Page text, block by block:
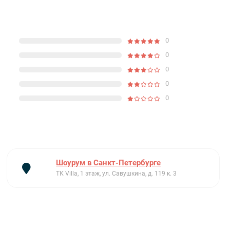
0
0
0
0
0
Шоурум в Санкт-Петербурге
ТК Villa, 1 этаж, ул. Савушкина, д. 119 к. 3